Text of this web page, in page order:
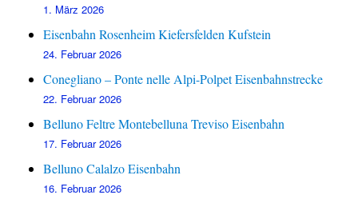
1. März 2026
Eisenbahn Rosenheim Kiefersfelden Kufstein
24. Februar 2026
Conegliano – Ponte nelle Alpi-Polpet Eisenbahnstrecke
22. Februar 2026
Belluno Feltre Montebelluna Treviso Eisenbahn
17. Februar 2026
Belluno Calalzo Eisenbahn
16. Februar 2026